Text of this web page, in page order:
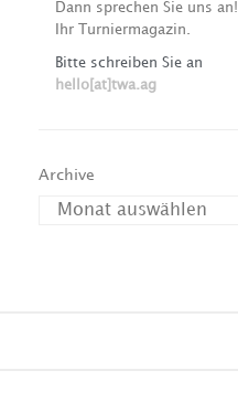
Dann sprechen Sie uns
Ihr Turniermagazin.
Bitte schreiben Sie an
hello[at]twa.ag
Archive